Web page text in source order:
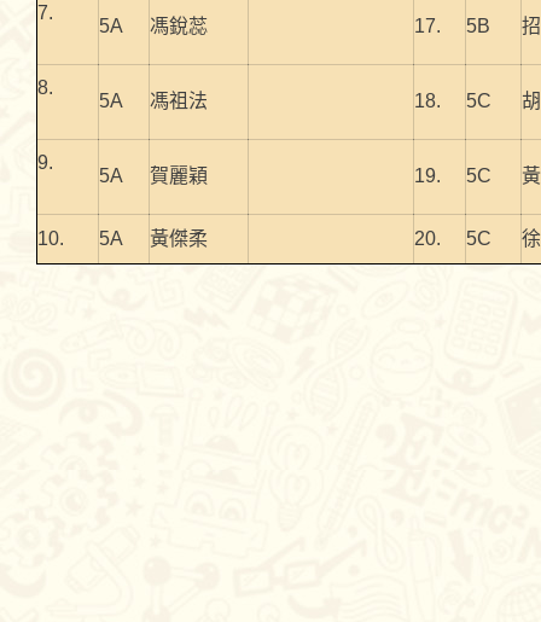
7.
5A 馮銳蕊 17. 5B
8.
5A 馮祖法 18. 5C
9.
5A 賀麗穎 19. 5C
10. 5A 黃傑柔 20. 5C